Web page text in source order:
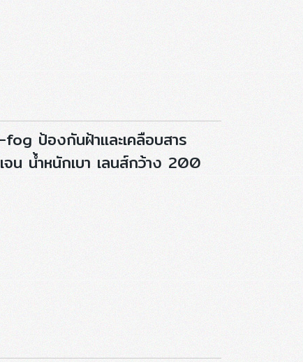
ป้องกันฝ้าและเคลือบสาร
น น้ำหนักเบา เลนส์กว้าง 200